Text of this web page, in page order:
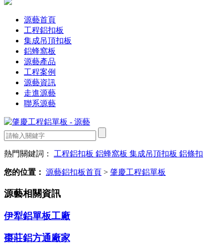
源藝首頁
工程鋁扣板
集成吊頂扣板
鋁蜂窩板
源藝產品
工程案例
源藝資訊
走進源藝
聯系源藝
熱門關鍵詞： 工程鋁扣板 鋁蜂窩板 集成吊頂扣板 鋁條扣
您的位置： 源藝鋁扣板首頁 > 肇慶工程鋁單板
源藝相關資訊
伊犁鋁單板工廠
棗莊鋁方通廠家